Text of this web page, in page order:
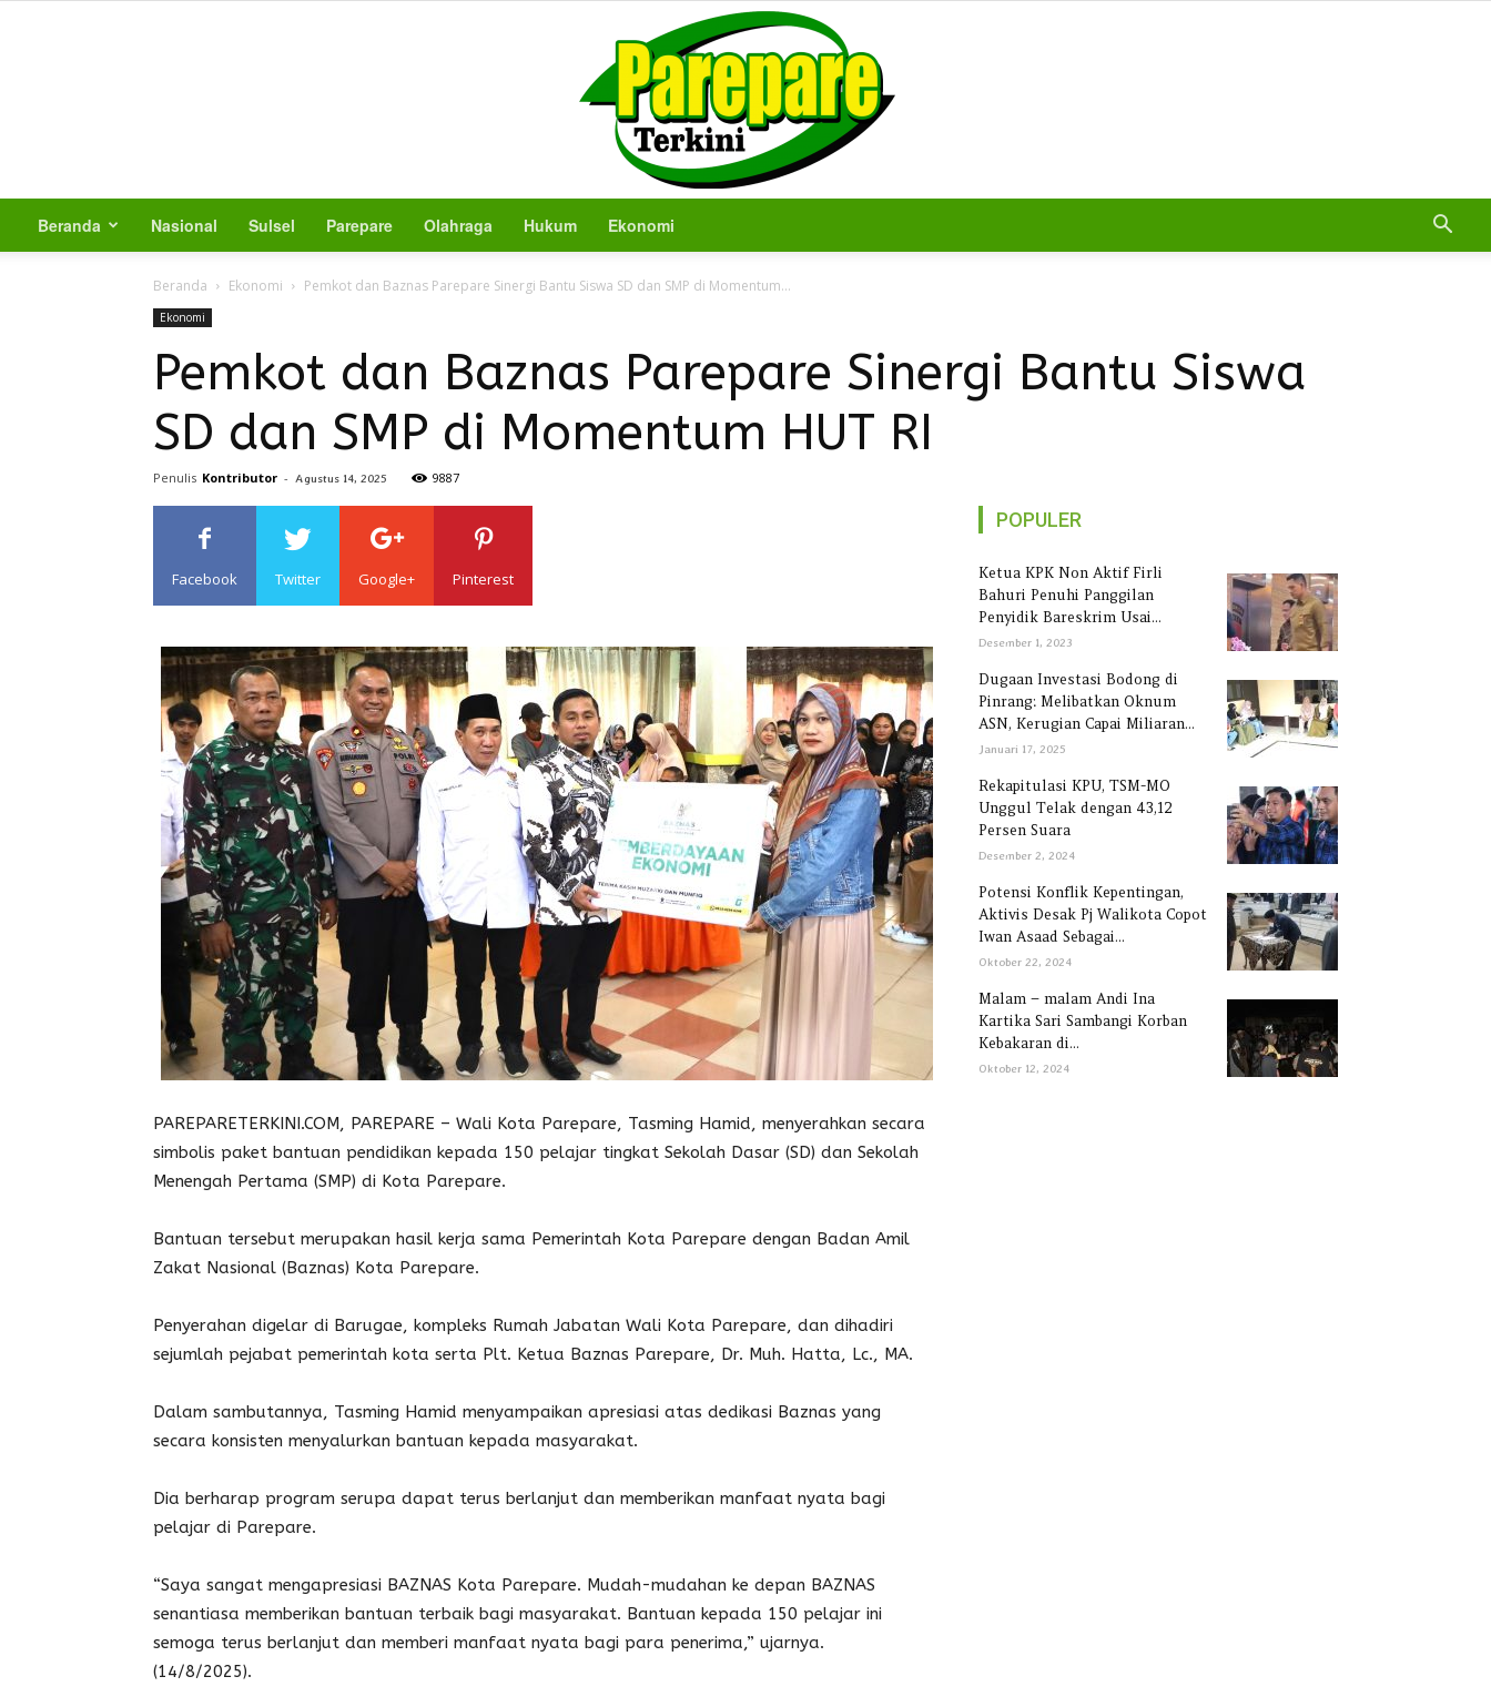
Terkini
Sulawesi
Beranda Nasional Sulsel Parepare Olahraga Hukum Ekonomi
Beranda Ekonomi Pemkot dan Baznas Parepare Sinergi Bantu Siswa SD dan SMP di Momentum...
Ekonomi
Pemkot dan Baznas Parepare Sinergi Bantu Siswa
SD dan SMP di Momentum HUT RI
Penulis Kontributor - Agustus 14, 2025 9887
Facebook Twitter Google+ Pinterest
PAREPARETERKINI.COM, PAREPARE – Wali Kota Parepare, Tasming Hamid, menyerahkan secara
simbolis paket bantuan pendidikan kepada 150 pelajar tingkat Sekolah Dasar (SD) dan Sekolah
Menengah Pertama (SMP) di Kota Parepare.
Bantuan tersebut merupakan hasil kerja sama Pemerintah Kota Parepare dengan Badan Amil
Zakat Nasional (Baznas) Kota Parepare.
Penyerahan digelar di Barugae, kompleks Rumah Jabatan Wali Kota Parepare, dan dihadiri
sejumlah pejabat pemerintah kota serta Plt. Ketua Baznas Parepare, Dr. Muh. Hatta, Lc., MA.
Dalam sambutannya, Tasming Hamid menyampaikan apresiasi atas dedikasi Baznas yang
secara konsisten menyalurkan bantuan kepada masyarakat.
Dia berharap program serupa dapat terus berlanjut dan memberikan manfaat nyata bagi
pelajar di Parepare.
“Saya sangat mengapresiasi BAZNAS Kota Parepare. Mudah-mudahan ke depan BAZNAS
senantiasa memberikan bantuan terbaik bagi masyarakat. Bantuan kepada 150 pelajar ini
semoga terus berlanjut dan memberi manfaat nyata bagi para penerima,” ujarnya.
(14/8/2025).
POPULER
Ketua KPK Non Aktif Firli
Bahuri Penuhi Panggilan
Penyidik Bareskrim Usai...
Desember 1, 2023
Dugaan Investasi Bodong di
Pinrang: Melibatkan Oknum
ASN, Kerugian Capai Miliaran...
Januari 17, 2025
Rekapitulasi KPU, TSM-MO
Unggul Telak dengan 43,12
Persen Suara
Desember 2, 2024
Potensi Konflik Kepentingan,
Aktivis Desak Pj Walikota Copot
Iwan Asaad Sebagai...
Oktober 22, 2024
Malam – malam Andi Ina
Kartika Sari Sambangi Korban
Kebakaran di...
Oktober 12, 2024